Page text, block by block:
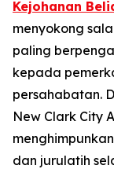
Kejohanan
menyokong
paling
kepada
persahabatan.
New Clark City
dan jurulatih